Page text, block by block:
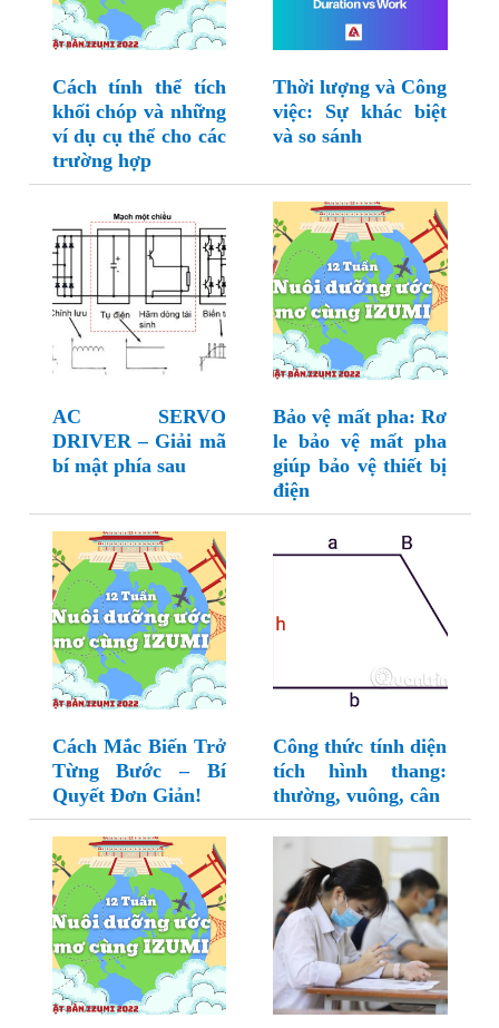
Cách tính thể tích
khối chóp và những
ví dụ cụ thể cho các
trường hợp
Thời lượng và Công
việc: Sự khác biệt
và so sánh
AC SERVO
DRIVER – Giải mã
bí mật phía sau
Bảo vệ mất pha: Rơ
le bảo vệ mất pha
giúp bảo vệ thiết bị
điện
Cách Mắc Biến Trở
Từng Bước – Bí
Quyết Đơn Giản!
Công thức tính diện
tích hình thang:
thường, vuông, cân